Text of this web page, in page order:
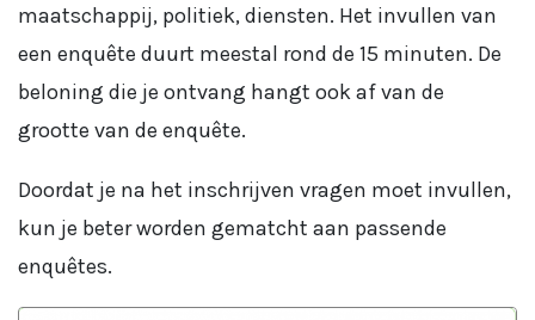
maatschappij, politiek, diensten. Het invullen van
een enquête duurt meestal rond de 15 minuten. De
beloning die je ontvang hangt ook af van de
grootte van de enquête.
Doordat je na het inschrijven vragen moet invullen,
kun je beter worden gematcht aan passende
enquêtes.